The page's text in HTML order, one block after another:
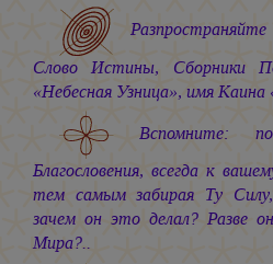
Слово Истины, Сборники
«Небесная Узница», имя
Вспомните:
Благословения, всегда к
тем самым забирая Ту
зачем он это делал? Разве
Мира?..